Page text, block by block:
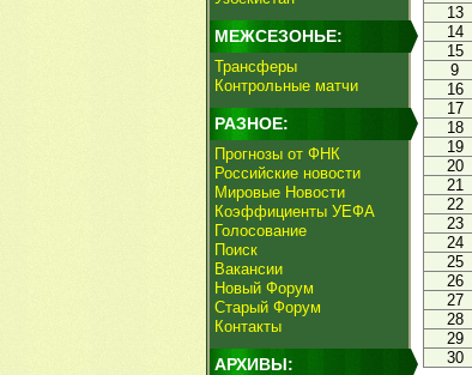
МЕЖСЕЗОНЬЕ:
Трансферы
Контрольные матчи
РАЗНОЕ:
Прогнозы от ФНК
Российские новости
Мировые Новости
Коэффициенты УЕФА
Голосование
Поиск
Вакансии
Новый Форум
Старый Форум
Контакты
АРХИВЫ:
13
14
15
9
16
17
18
19
20
21
22
23
24
25
26
27
28
29
30